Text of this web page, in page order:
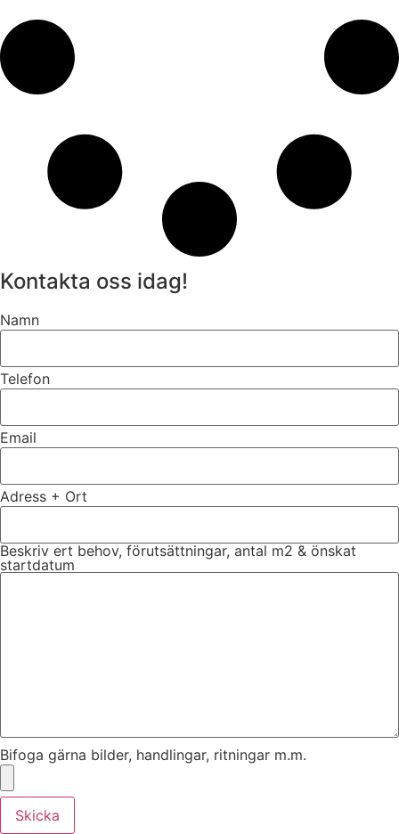
Kontakta oss idag!
Namn
Telefon
Email
Adress + Ort
Beskriv ert behov, förutsättningar, antal m2 & önskat
startdatum
Bifoga gärna bilder, handlingar, ritningar m.m.
Skicka